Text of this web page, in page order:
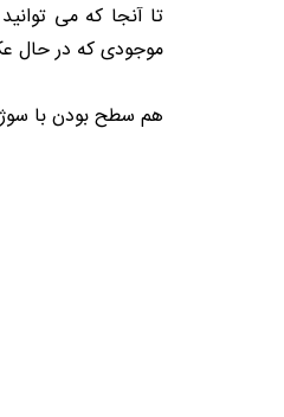
تا آنجا که می
موجودی که در حال
هم سطح بودن با